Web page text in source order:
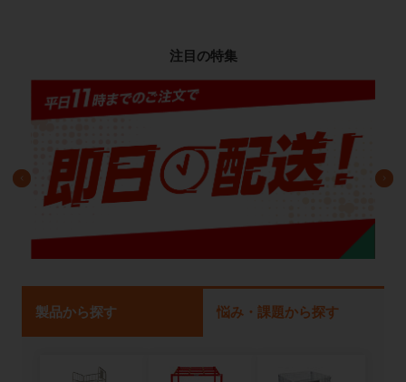
注目の特集
製品から探す 悩み・課題から探す